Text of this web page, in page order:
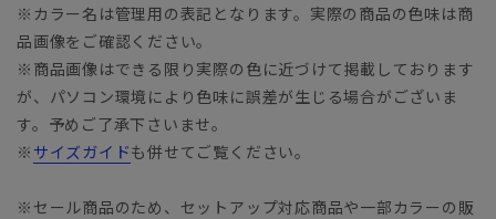
※カラー名は管理用の表記となります。実際の商品の色味は商
品画像をご確認ください。
※商品画像はできる限り実際の色に近づけて掲載しております
が、パソコン環境により色味に誤差が生じる場合がございま
す。予めご了承下さいませ。
※ サイズガイドも併せてご覧ください。
※セール商品のため、セットアップ対応商品や一部カラーの販